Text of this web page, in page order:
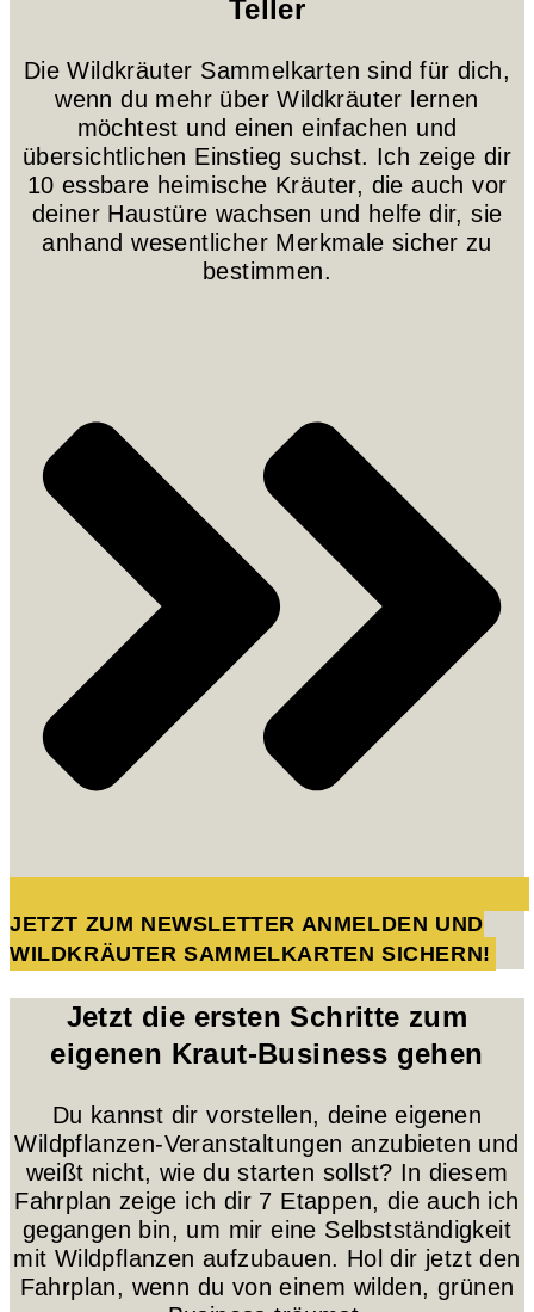
Teller
Die Wildkräuter Sammelkarten sind für dich,
wenn du mehr über Wildkräuter lernen
möchtest und einen einfachen und
übersichtlichen Einstieg suchst. Ich zeige dir
10 essbare heimische Kräuter, die auch vor
deiner Haustüre wachsen und helfe dir, sie
anhand wesentlicher Merkmale sicher zu
bestimmen.
JETZT ZUM NEWSLETTER ANMELDEN UND
WILDKRÄUTER SAMMELKARTEN SICHERN!
Jetzt die ersten Schritte zum
eigenen Kraut-Business gehen
Du kannst dir vorstellen, deine eigenen
Wildpflanzen-Veranstaltungen anzubieten und
weißt nicht, wie du starten sollst? In diesem
Fahrplan zeige ich dir 7 Etappen, die auch ich
gegangen bin, um mir eine Selbstständigkeit
mit Wildpflanzen aufzubauen. Hol dir jetzt den
Fahrplan, wenn du von einem wilden, grünen